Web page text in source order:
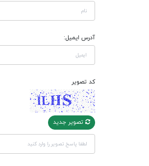
آدرس ایمیل:
کد تصویر
تصویر جدید